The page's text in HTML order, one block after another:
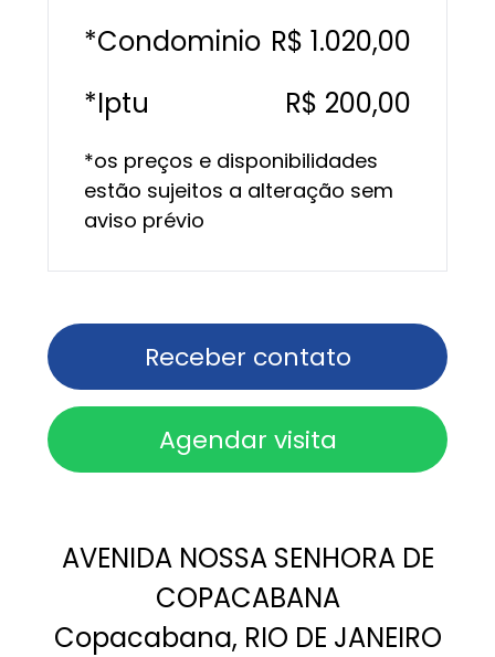
*Condominio R$ 1.020,00
*Iptu
R$ 200,00
*os preços e disponibilidades
estão sujeitos a alteração sem
aviso prévio
Receber contato
Agendar visita
AVENIDA NOSSA SENHORA DE
COPACABANA
Copacabana, RIO DE JANEIRO